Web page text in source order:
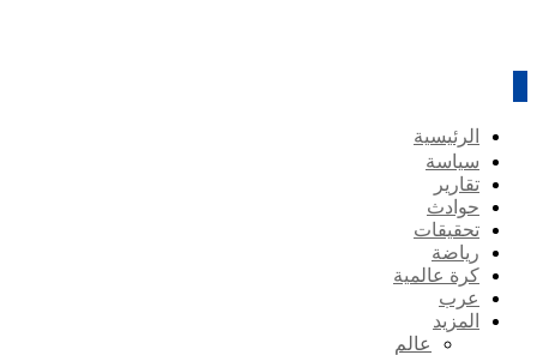
الرئيسية
سياسة
تقارير
حوادث
تحقيقات
رياضة
كرة عالمية
عرب
المزيد
عالم